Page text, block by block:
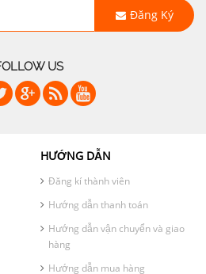
Đăng Ký
US
HƯỚNG DẪN
Đăng kí thành viên
Hướng dẫn thanh toán
Hướng dẫn vận chuyển và giao
hàng
Hướng dẫn mua hàng